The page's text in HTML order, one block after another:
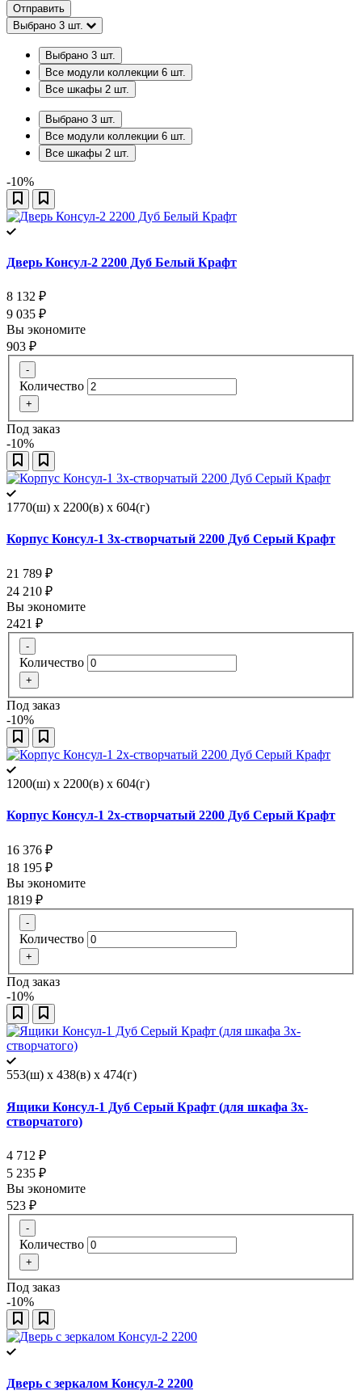
Отправить
Выбрано 3 шт.
Выбрано 3 шт.
Все модули коллекции 6 шт.
Все шкафы 2 шт.
Выбрано 3 шт.
Все модули коллекции 6 шт.
Все шкафы 2 шт.
-10%
Дверь Консул-2 2200 Дуб Белый Крафт
8 132 ₽
9 035 ₽
Вы экономите
903 ₽
-
Количество
+
Под заказ
-10%
1770(ш) x 2200(в) x 604(г)
Корпус Консул-1 3х-створчатый 2200 Дуб Серый Крафт
21 789 ₽
24 210 ₽
Вы экономите
2421 ₽
-
Количество
+
Под заказ
-10%
1200(ш) x 2200(в) x 604(г)
Корпус Консул-1 2х-створчатый 2200 Дуб Серый Крафт
16 376 ₽
18 195 ₽
Вы экономите
1819 ₽
-
Количество
+
Под заказ
-10%
553(ш) x 438(в) x 474(г)
Ящики Консул-1 Дуб Серый Крафт (для шкафа 3х-
створчатого)
4 712 ₽
5 235 ₽
Вы экономите
523 ₽
-
Количество
+
Под заказ
-10%
Дверь с зеркалом Консул-2 2200